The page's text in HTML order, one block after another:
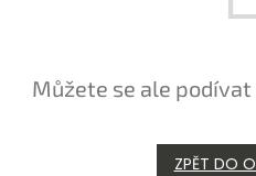
Můžete se ale
ZPĚT DO